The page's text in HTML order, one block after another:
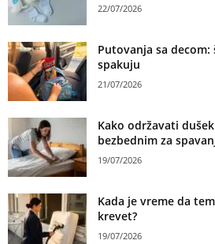
22/07/2026
Putovanja sa
spakuju
21/07/2026
Kako održavati
bezbednim za
19/07/2026
Kada je vreme da
krevet?
19/07/2026